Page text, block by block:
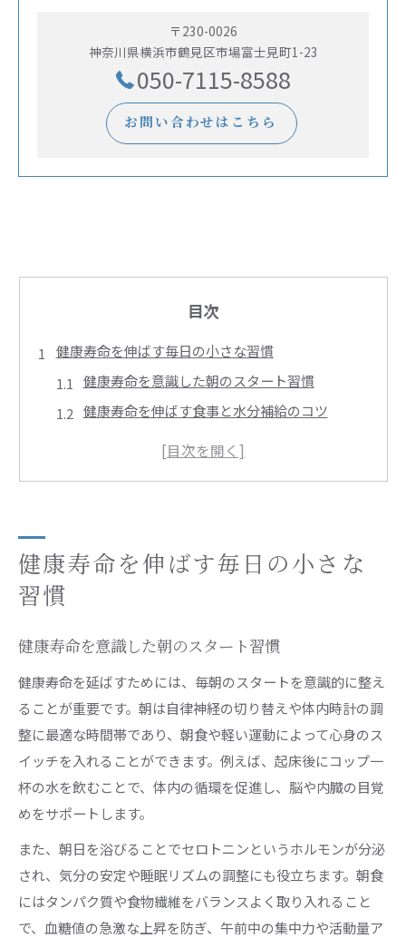
〒230-0026
神奈川県横浜市鶴見区市場富士見町1-23
050-7115-8588
お問い合わせはこちら
目次
健康寿命を伸ばす毎日の小さな習慣
健康寿命を意識した朝のスタート習慣
健康寿命を伸ばす食事と水分補給のコツ
運動で健康寿命を支える日課の作り方
健康寿命を延ばすバランス食の選び方
健康寿命を守る食事と運動の組み合わせ
健康寿命に役立つ無理なく続く運動習慣
健康寿命を短くする要因と回避の工夫
健康寿命を短くする要因を知り予防する
生活習慣病が健康寿命に与える影響とは
健康寿命を損なうストレスや喫煙の注意点
健康寿命を守るための早期発見と健診活用法
健康寿命 伸ばす運動の科学的なメリット
健康寿命を伸ばす毎日の小さな
習慣
健康寿命を意識した朝のスタート習慣
健康寿命を延ばすためには、毎朝のスタートを意識的に整え
ることが重要です。朝は自律神経の切り替えや体内時計の調
整に最適な時間帯であり、朝食や軽い運動によって心身のス
イッチを入れることができます。例えば、起床後にコップ一
杯の水を飲むことで、体内の循環を促進し、脳や内臓の目覚
めをサポートします。
また、朝日を浴びることでセロトニンというホルモンが分泌
され、気分の安定や睡眠リズムの調整にも役立ちます。朝食
にはタンパク質や食物繊維をバランスよく取り入れること
で、血糖値の急激な上昇を防ぎ、午前中の集中力や活動量ア